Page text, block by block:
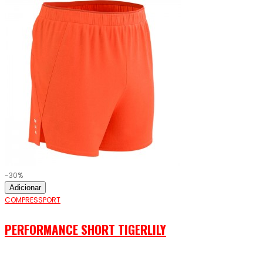
-30%
Adicionar
COMPRESSPORT
PERFORMANCE SHORT TIGERLILY